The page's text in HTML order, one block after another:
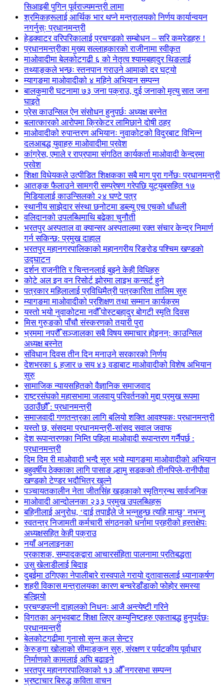
सिआइबी पुगिन् पूर्वराज्यमन्त्री लामा
श्रमिकहरूलाई आर्थिक भार थप्ने मन्त्रालयको निर्णय कार्यान्वयन
नगर्नुस्ः प्रधानमन्त्री
हेडक्वाटर वरिपरिकालाई प्रचण्डको सम्बोधन – सरि कमरेडहरु !
प्रधानमन्त्रीका मुख्य सल्लाहकारको राजीनामा स्वीकृत
माओवादीमा बेलकोटगढी ६ को नेतृत्व श्यामबहादुर थिङलाई
तथ्याङ्कले भन्छः स्तनपान गराउने आमाको दर घट्यो
म्यागङमा माओवादीको ४ महिने अभियान सम्पन्न
बालकुमारी घटनामा ७३ जना पक्राउ, दुई जनाको मृत्यु सात जना
घाइते
प्रेस काउन्सिल ऐन संसोधन हुनुपर्छः अध्यक्ष बस्नेत
बलात्कारको आरोपमा क्रिकेटर लामिछाने दोषी ठहर
माओवादीको रुपान्तरण अभियानः नुवाकोटको विदुरबाट विभिन्न
दलआबद्ध युवाहरु माओवादीमा प्रवेश
कांग्रेस, एमाले र राप्रपामा संगठित कार्यकर्ता माओवादी केन्द्रमा
प्रवेश
शिक्षा विधेयकले उत्पीडित शिक्षकका सबै माग पुरा गर्नेछः प्रधानमन्त्री
आतङ्क फैलाउने सामग्री सम्प्रेषण गरेपछि युट्युबसहित १७
मिडियालाई काउन्सिलको २४ घण्टे पत्र
स्थानीय साझेदार संस्था छनोटमा डब्ल्यु एच एचको धाँधली
वलिदानको उपलब्धिमाथि बढेका चुनौती
भरतपुर अस्पताल वा क्यान्सर अस्पतालमा रक्त संचार केन्द्र निमार्ण
गर्न सकिन्छ: प्रमुख दाहाल
भरतपुर महानगरपालिकाको महानगरीय रिङरोड पश्चिम खण्डको
उद्घाटन
दर्शन राजनीति र चिन्तनलाई बुझ्ने केही विधिहरु
कोटे अल इन वन रिसोर्ट झोरमा लाइभ कन्सर्ट हुने
पत्रकार महिलालाई प्रविधिमैत्री पत्रकारिता तालिम सुरु
म्यागङमा माओवादीको प्रशिक्षण तथा सम्मान कार्यक्रम
यस्तो भयो नुवाकोटमा नवौँ पोस्टबहादुर बोगटी स्मृति दिवस
मिस गुरुङको पाँचौ संस्करणको तयारी पुरा
भ्रममा नपरौँ सञ्जालका सबै विषय समाचार होइनन्: काउन्सिल
अध्यक्ष बस्नेत
संविधान दिवस तीन दिन मनाउने सरकारको निर्णय
देशभरका ६ हजार ७ सय ४३ वडाबाट माओवादीको विशेष अभियान
सुरु
सामाजिक न्यायसहितको वैज्ञानिक समाजवाद
राष्ट्रसंघको महासभामा जलवायु परिवर्तनको मुद्दा प्रमुख रूपमा
उठाउँछौँ : प्रधानमन्त्री
समाजवादी गणतन्त्रका लागि बलियो शक्ति आवश्यकः प्रधानमन्त्री
यस्तो छ, संसदमा प्रधानमन्त्री-सांसद सवाल जवाफ
देश रूपान्तरणका निम्ति पहिला माओवादी रूपान्तरण गर्नैपर्छ :
प्रधानमन्त्री
दिम दिम री माओवादी भन्दै सुरु भयो म्यागङमा माओवादीको अभियान
बहुवर्षीय ठेक्काका लागि पासाङ ल्हामु सडकको तीनपिप्ले-रानीपौवा
खण्डको टेण्डर भदौभित्र खुल्ने
पञ्चायतकालीन नेता जीतसिंह खड्काको स्मृतिग्रन्थ सार्वजनिक
माओवादी आन्दोलनका २३३ प्रमुख उपलब्धिहरू
बहिनीलाई अनुरोध, ‘दाई तपाईंले जे भन्नुहुन्छ त्यहि मान्छु’ नभन्नु
स्वतन्त्र निजामती कर्मचारी संगठनको धर्नामा प्रहरीको हस्तक्षेपः
अध्यक्षसहित केही पक्राउ
नयाँ अनलाइनका
प्रकाशक, सम्पादकद्वारा आचारसंहिता पालनामा प्रतिबद्धता
उसु खेलाडीलाई बिदाइ
दुबईमा ठगिएका नेपालीबारे रास्वपाले गरायो दुतावासलाई ध्यानाकर्षण
शहरी विकास मन्त्रालयका कारण बन्चरेडाँडाको फोहोर समस्या
बल्झियो
प्रचण्डपत्नी दाहालको निधनः आजै अन्त्येष्टी गरिने
विगतका अनुभवबाट शिक्षा लिएर कम्युनिष्टहरु एकताबद्ध हुनुपर्दछः
प्रधानमन्त्री
बेलकोटगढीमा गुनासो सुन्न कल सेन्टर
केरुङ्गा खोलाको सीमाङ्कन सुरु, संरक्षण र पर्यटकीय पूर्वाधार
निर्माणको कामलाई अघि बढाइने
भरतपुर महानगरपालिकाको १३ औँ नगरसभा सम्पन्न
भ्रष्टाचार बिरुद्ध कविता वाचन